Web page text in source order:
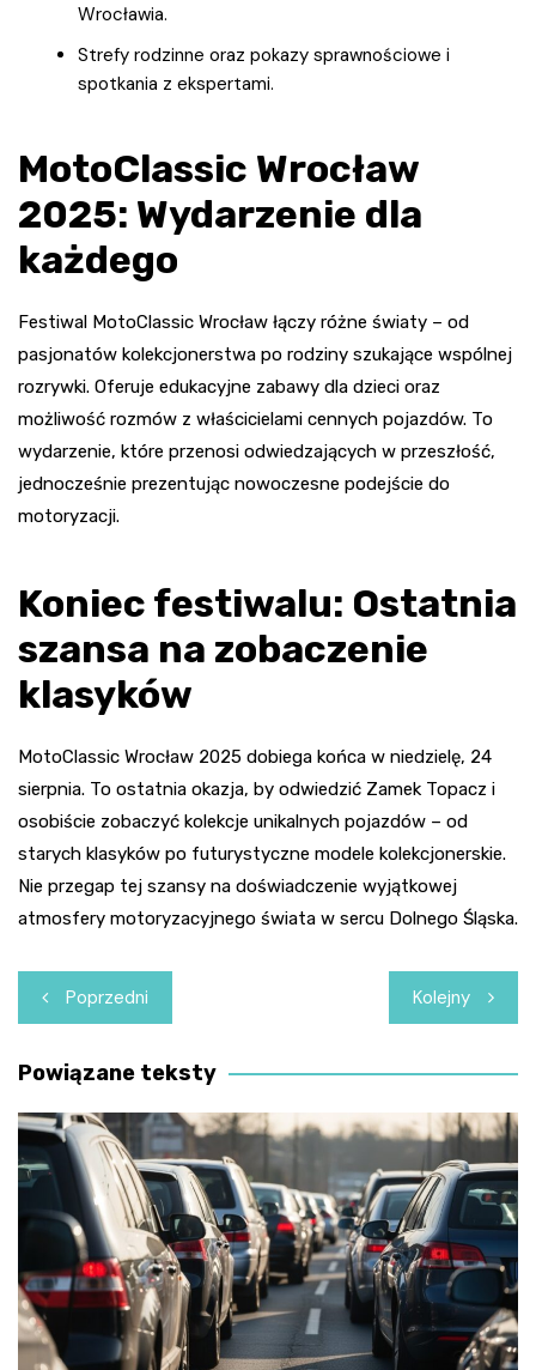
Wrocławia.
Strefy rodzinne oraz pokazy sprawnościowe i
spotkania z ekspertami.
MotoClassic Wrocław
2025: Wydarzenie dla
każdego
Festiwal MotoClassic Wrocław łączy różne światy – od
pasjonatów kolekcjonerstwa po rodziny szukające wspólnej
rozrywki. Oferuje edukacyjne zabawy dla dzieci oraz
możliwość rozmów z właścicielami cennych pojazdów. To
wydarzenie, które przenosi odwiedzających w przeszłość,
jednocześnie prezentując nowoczesne podejście do
motoryzacji.
Koniec festiwalu: Ostatnia
szansa na zobaczenie
klasyków
MotoClassic Wrocław 2025 dobiega końca w niedzielę, 24
sierpnia. To ostatnia okazja, by odwiedzić Zamek Topacz i
osobiście zobaczyć kolekcje unikalnych pojazdów – od
starych klasyków po futurystyczne modele kolekcjonerskie.
Nie przegap tej szansy na doświadczenie wyjątkowej
atmosfery motoryzacyjnego świata w sercu Dolnego Śląska.
Nawigacja
wpisu
Poprzedni Kolejny
Powiązane teksty